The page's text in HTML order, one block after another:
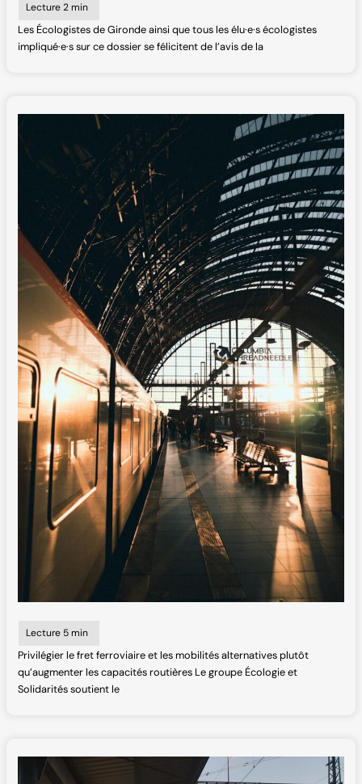
Les Écologistes de Gironde ainsi que tous les élu·e·s écologistes
impliqué·e·s sur ce dossier se félicitent de l’avis de la
Privilégier le fret ferroviaire et les mobilités alternatives plutôt
qu’augmenter les capacités routières Le groupe Écologie et
Solidarités soutient le